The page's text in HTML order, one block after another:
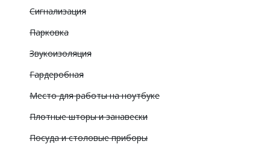
Сигнализация
Парковка
Звукоизоляция
Гардеробная
Место для работы на ноутбуке
Плотные шторы и занавески
Посуда и столовые приборы